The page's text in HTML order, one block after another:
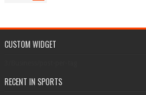
CUSTOM WIDGET
RECENT IN SPORTS